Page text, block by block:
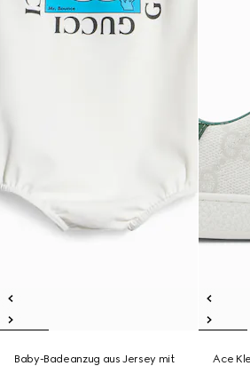
Baby-Badeanzug aus Jersey mit
Ace